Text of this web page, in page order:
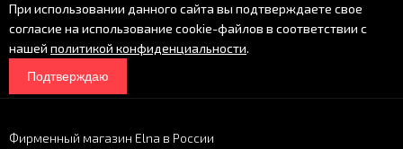
При использовании данного сайта вы подтверждаете свое
согласие на использование cookie-файлов в соответствии с
нашей политикой конфиденциальности.
Подтверждаю
Фирменный магазин Elna в России